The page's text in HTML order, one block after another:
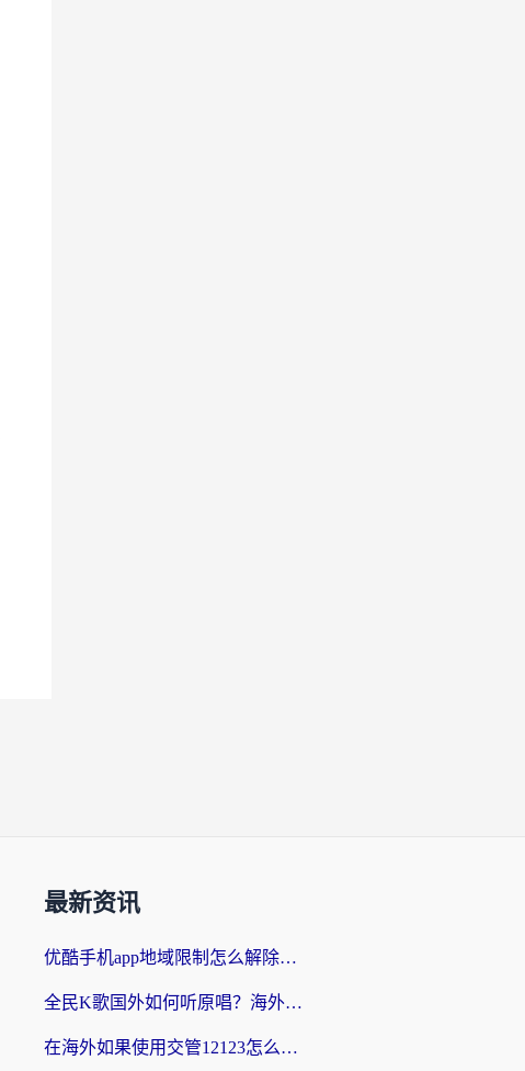
最新资讯
优酷手机app地域限制怎么解除？海外党亲测有效的追剧方案
全民K歌国外如何听原唱？海外党亲测有效的回国加速器选择指南
在海外如果使用交管12123怎么处理？留学生亲测有效的回国加速方案